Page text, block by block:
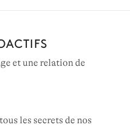
et une relation de
les secrets de nos